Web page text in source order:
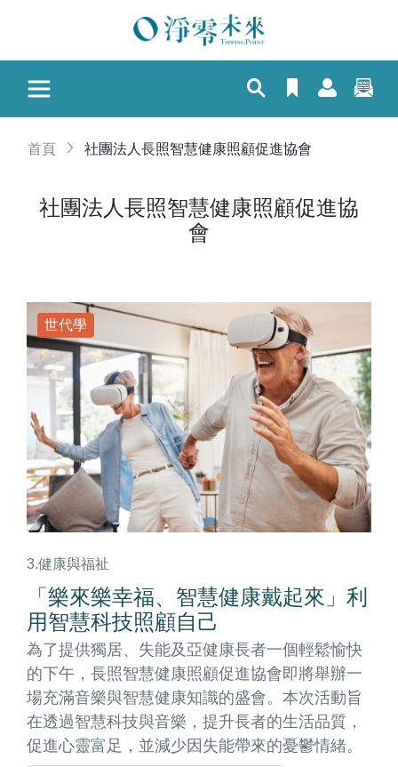
首頁 社團法人長照智慧健康照顧促進協會
社團法人長照智慧健康照顧促進協
會
世代學
3.健康與福祉
「樂來樂幸福、智慧健康戴起來」利
用智慧科技照顧自己
為了提供獨居、失能及亞健康長者一個輕鬆愉快
的下午，長照智慧健康照顧促進協會即將舉辦一
場充滿音樂與智慧健康知識的盛會。本次活動旨
在透過智慧科技與音樂，提升長者的生活品質，
促進心靈富足，並減少因失能帶來的憂鬱情緒。